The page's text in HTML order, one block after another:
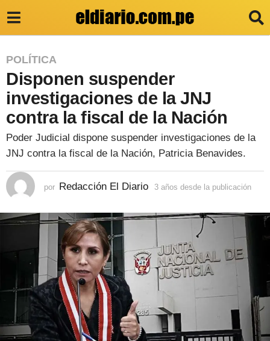
3
a
ñ
o
s
d
s
e
u
l
POLÍTICA
Disponen suspender
investigaciones de la JNJ
contra la fiscal de la Nación
Poder Judicial dispone suspender investigaciones de la
JNJ contra la fiscal de la Nación, Patricia Benavides.
por Redacción El Diario 3 años desde la publicación
l
a
p
u